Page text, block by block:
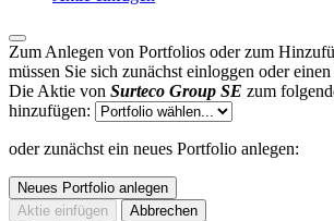
Zum Anlegen von Portfolios oder zum
müssen Sie sich zunächst einloggen oder
Die Aktie von Surteco Group SE zum
hinzufügen:
oder zunächst ein neues Portfolio anlegen:
Neues Portfolio anlegen
Aktie einfügen
Abbrechen